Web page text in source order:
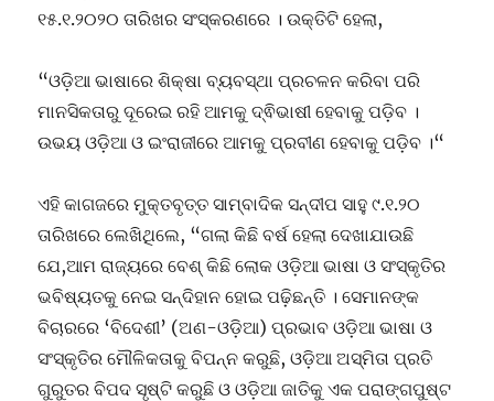
୧୫.୧.୨୦୨୦ ତାରିଖର ସଂସ୍କରଣରେ । ଉକ୍ତିଟି ହେଲା,
“ଓଡ଼ିଆ ଭାଷାରେ ଶିକ୍ଷା ବ୍ୟବସ୍ଥା ପ୍ରଚଳନ କରିବା ପରି
ମାନସିକତାରୁ ଦୂରେଇ ରହି ଆମକୁ ଦ୍ଵିଭାଷୀ ହେବାକୁ ପଡ଼ିବ ।
ଉଭୟ ଓଡ଼ିଆ ଓ ଇଂରାଜୀରେ ଆମକୁ ପ୍ରବୀଣ ହେବାକୁ ପଡ଼ିବ ।“
ଏହି କାଗଜରେ ମୁକ୍ତବୃତ୍ତ ସାମ୍ବାଦିକ ସନ୍ଦୀପ ସାହୁ ୯.୧.୨୦
ତାରିଖରେ ଲେଖିଥିଲେ, “ଗଲା କିଛି ବର୍ଷ ହେଲା ଦେଖାଯାଉଛି
ଯେ,ଆମ ରାଜ୍ୟରେ ବେଶ୍ କିଛି ଲୋକ ଓଡ଼ିଆ ଭାଷା ଓ ସଂସ୍କୃତିର
ଭବିଷ୍ୟତକୁ ନେଇ ସନ୍ଦିହାନ ହୋଇ ପଢ଼ିଛନ୍ତି । ସେମାନଙ୍କ
ବିଚାରରେ ‘ବିଦେଶୀ’ (ଅଣ-ଓଡ଼ିଆ) ପ୍ରଭାବ ଓଡ଼ିଆ ଭାଷା ଓ
ସଂସ୍କୃତିର ମୌଳିକତାକୁ ବିପନ୍ନ କରୁଛି, ଓଡ଼ିଆ ଅସ୍ମିତା ପ୍ରତି
ଗୁରୁତର ବିପଦ ସୃଷ୍ଟି କରୁଛି ଓ ଓଡ଼ିଆ ଜାତିକୁ ଏକ ପରାଙ୍ଗପୁଷ୍ଟ